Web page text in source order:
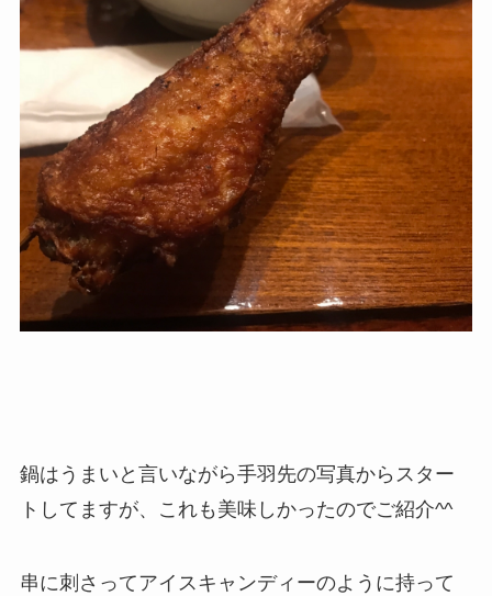
鍋はうまいと言いながら手羽先の写真からスター
トしてますが、これも美味しかったのでご紹介^^
串に刺さってアイスキャンディーのように持って